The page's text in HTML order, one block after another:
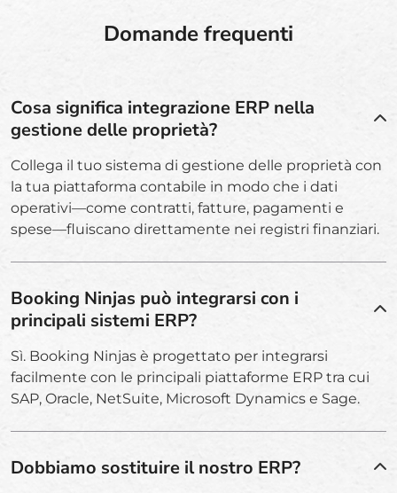
Domande frequenti
Cosa significa integrazione ERP nella
gestione delle proprietà?
Collega il tuo sistema di gestione delle proprietà con
la tua piattaforma contabile in modo che i dati
operativi—come contratti, fatture, pagamenti e
spese—fluiscano direttamente nei registri finanziari.
Booking Ninjas può integrarsi con i
principali sistemi ERP?
Sì. Booking Ninjas è progettato per integrarsi
facilmente con le principali piattaforme ERP tra cui
SAP, Oracle, NetSuite, Microsoft Dynamics e Sage.
Dobbiamo sostituire il nostro ERP?